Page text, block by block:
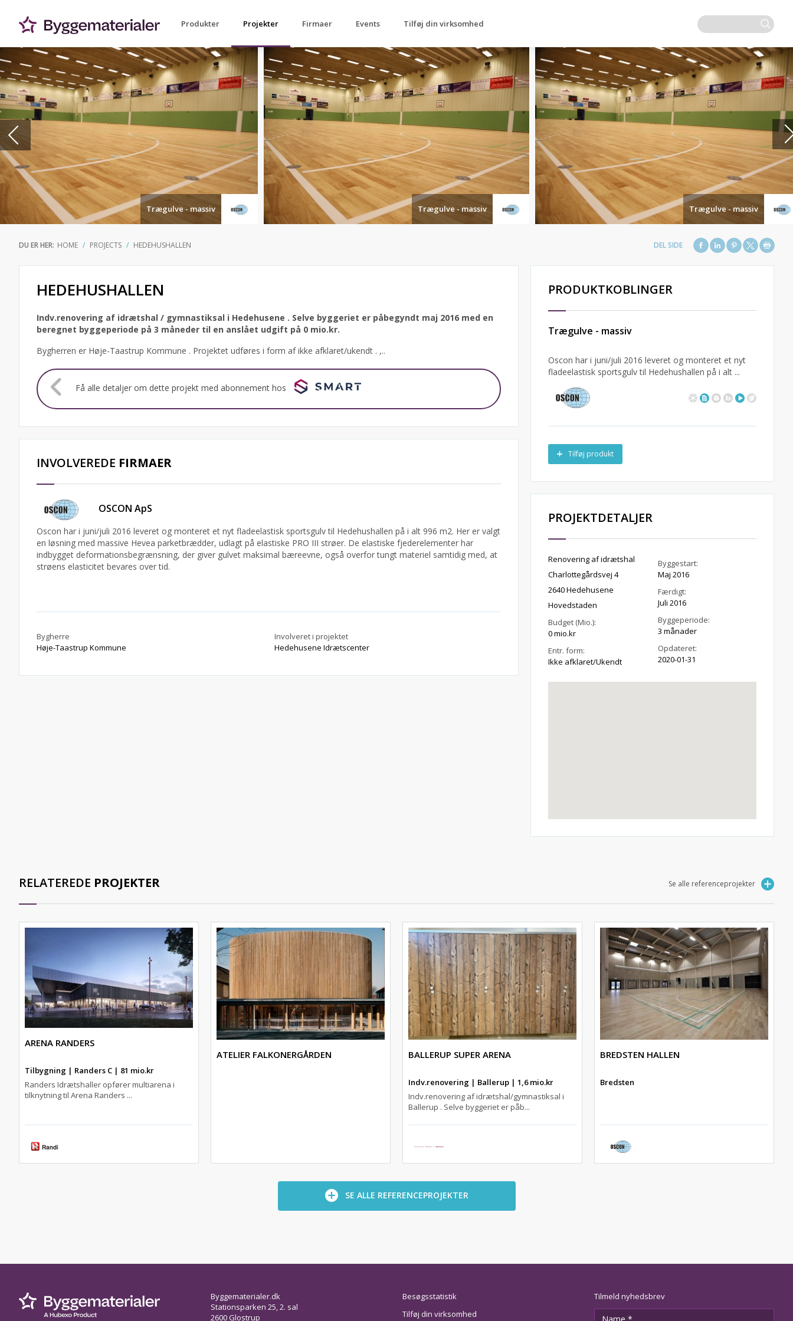
Produkter Projekter Firmaer Events Tilføj din virksomhed
Trægulve - massiv Trægulve - massiv Trægulve - massiv
DU ER HER: HOME PROJECTS HEDEHUSHALLEN
HEDEHUSHALLEN
Indv.renovering af idrætshal / gymnastiksal i Hedehusene . Selve byggeriet er påbegyndt maj 2016 med en
beregnet byggeperiode på 3 måneder til en anslået udgift på 0 mio.kr.
Bygherren er Høje-Taastrup Kommune . Projektet udføres i form af ikke afklaret/ukendt . ,..
Få alle detaljer om dette projekt med abonnement hos
INVOLVEREDE FIRMAER
OSCON ApS
Oscon har i juni/juli 2016 leveret og monteret et nyt fladeelastisk sportsgulv til Hedehushallen på i alt 996 m2. Her er valgt
en løsning med massive Hevea parketbrædder, udlagt på elastiske PRO III strøer. De elastiske fjederelementer har
indbygget deformationsbegrænsning, der giver gulvet maksimal bæreevne, også overfor tungt materiel samtidig med, at
strøens elasticitet bevares over tid.
Bygherre
Høje-Taastrup Kommune
Involveret i projektet
Hedehusene Idrætscenter
PRODUKTKOBLINGER
Trægulve - massiv
Oscon har i juni/juli 2016 leveret og monteret et nyt
fladeelastisk sportsgulv til Hedehushallen på i alt ...
Tilføj produkt
PROJEKTDETALJER
Renovering af idrætshal
Charlottegårdsvej 4
2640 Hedehusene
Hovedstaden
Budget (Mio.):
0 mio.kr
Entr. form:
Ikke afklaret/Ukendt
Byggestart:
Maj 2016
Færdigt:
Juli 2016
Byggeperiode:
3 månader
Opdateret:
2020-01-31
Se alle referenceprojekter
RELATEREDE PROJEKTER
ARENA RANDERS
Tilbygning | Randers C | 81 mio.kr
Randers Idrætshaller opfører multiarena i
tilknytning til Arena Randers ...
ATELIER FALKONERGÅRDEN BALLERUP SUPER ARENA
Indv.renovering | Ballerup | 1,6 mio.kr
Indv.renovering af idrætshal/gymnastiksal i
Ballerup . Selve byggeriet er påb...
BREDSTEN HALLEN
Bredsten
SE ALLE REFERENCEPROJEKTER
Byggematerialer.dk
Stationsparken 25, 2. sal
2600 Glostrup
Besøgsstatistik
Tilføj din virksomhed
Tilmeld nyhedsbrev